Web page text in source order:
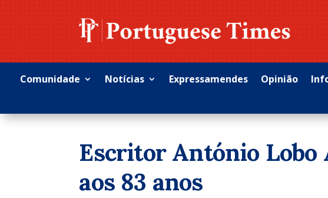
Comunidade Notícias Expressamendes Opinião
Escritor António Lobo
aos 83 anos